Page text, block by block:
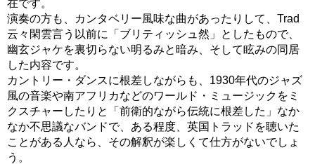
在です。
演奏の方も、カンタベリー風味な曲があったりして、Trad
云々閑雲言う以前に「ブリティッシュ然」としたもので、
幽玄ジャケを裏切らない明るみと暗み、そして眩みの同居
した内容です。
カントリー・ダンスに根差しながらも、1930年代のジャズ
風の音楽や南アフリカなどのワールド・ミュージックをミ
クスチャーしたりと「前衛的ながら伝統に根差した」なか
なか不思議なバンドで、ある程度、英国トラッドを聴いた
ことがある人なら、その解釈が楽しくて仕方がないでしょ
う。